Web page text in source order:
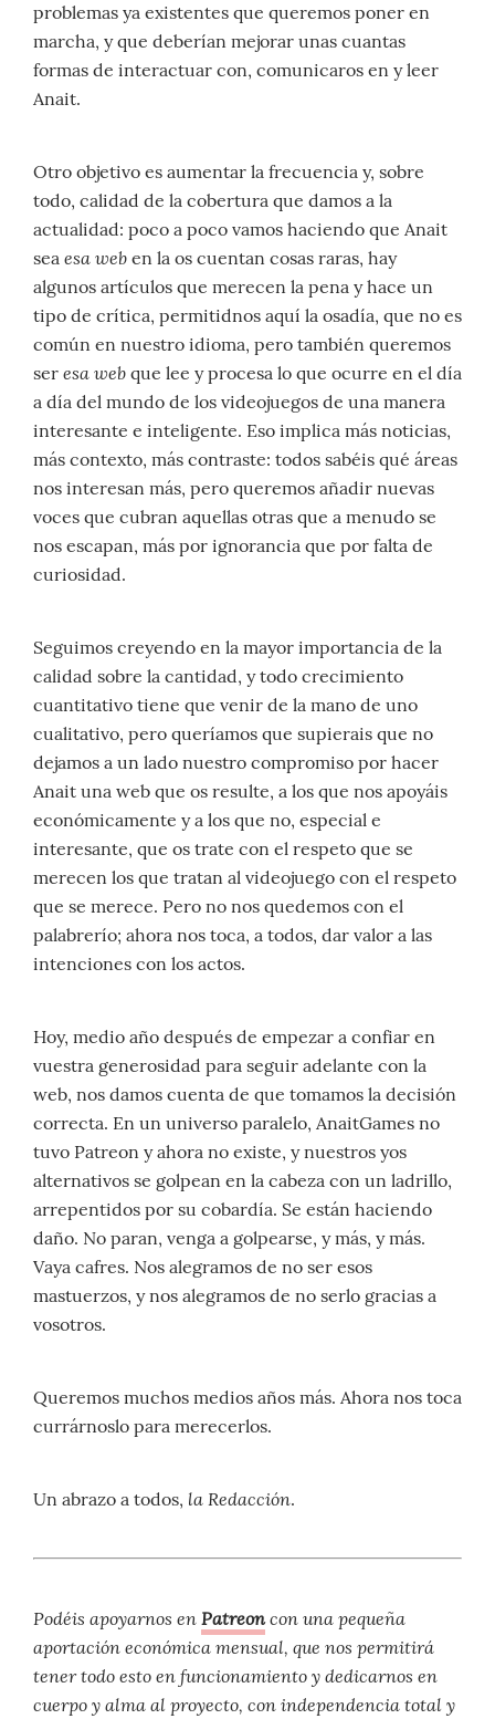
problemas ya existentes que queremos poner en
marcha, y que deberían mejorar unas cuantas
formas de interactuar con, comunicaros en y leer
Anait.
Otro objetivo es aumentar la frecuencia y, sobre
todo, calidad de la cobertura que damos a la
actualidad: poco a poco vamos haciendo que Anait
sea esa web en la os cuentan cosas raras, hay
algunos artículos que merecen la pena y hace un
tipo de crítica, permitidnos aquí la osadía, que no es
común en nuestro idioma, pero también queremos
ser esa web que lee y procesa lo que ocurre en el día
a día del mundo de los videojuegos de una manera
interesante e inteligente. Eso implica más noticias,
más contexto, más contraste: todos sabéis qué áreas
nos interesan más, pero queremos añadir nuevas
voces que cubran aquellas otras que a menudo se
nos escapan, más por ignorancia que por falta de
curiosidad.
Seguimos creyendo en la mayor importancia de la
calidad sobre la cantidad, y todo crecimiento
cuantitativo tiene que venir de la mano de uno
cualitativo, pero queríamos que supierais que no
dejamos a un lado nuestro compromiso por hacer
Anait una web que os resulte, a los que nos apoyáis
económicamente y a los que no, especial e
interesante, que os trate con el respeto que se
merecen los que tratan al videojuego con el respeto
que se merece. Pero no nos quedemos con el
palabrerío; ahora nos toca, a todos, dar valor a las
intenciones con los actos.
Hoy, medio año después de empezar a confiar en
vuestra generosidad para seguir adelante con la
web, nos damos cuenta de que tomamos la decisión
correcta. En un universo paralelo, AnaitGames no
tuvo Patreon y ahora no existe, y nuestros yos
alternativos se golpean en la cabeza con un ladrillo,
arrepentidos por su cobardía. Se están haciendo
daño. No paran, venga a golpearse, y más, y más.
Vaya cafres. Nos alegramos de no ser esos
mastuerzos, y nos alegramos de no serlo gracias a
vosotros.
Queremos muchos medios años más. Ahora nos toca
currárnoslo para merecerlos.
Un abrazo a todos, la Redacción.
Podéis apoyarnos en Patreoncon una pequeña
aportación económica mensual, que nos permitirá
tener todo esto en funcionamiento y dedicarnos en
cuerpo y alma al proyecto, con independencia total y